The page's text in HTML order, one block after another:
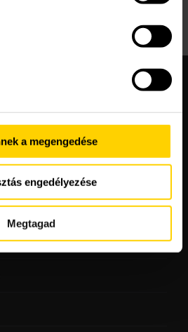
a megengedése
engedélyezése
Megtagad